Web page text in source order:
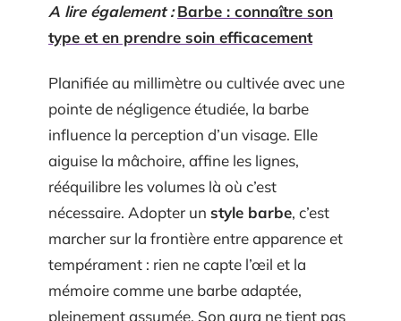
A lire également : Barbe : connaître son
type et en prendre soin efficacement
Planifiée au millimètre ou cultivée avec une
pointe de négligence étudiée, la barbe
influence la perception d’un visage. Elle
aiguise la mâchoire, affine les lignes,
rééquilibre les volumes là où c’est
nécessaire. Adopter un style barbe, c’est
marcher sur la frontière entre apparence et
tempérament : rien ne capte l’œil et la
mémoire comme une barbe adaptée,
pleinement assumée. Son aura ne tient pas